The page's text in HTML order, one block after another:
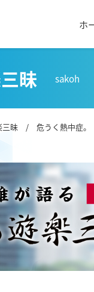
ホ
昧 sakoh
三昧 / 危うく熱中症。